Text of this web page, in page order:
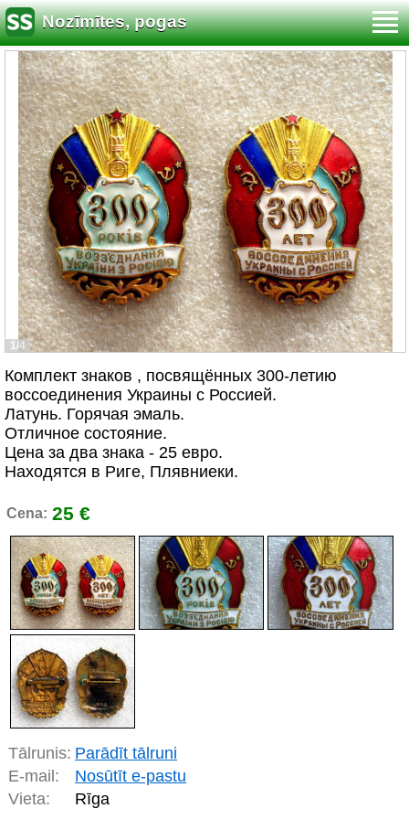
Nozīmītes, pogas
1/4
Комплект знаков , посвящённых 300-летию
воссоединения Украины с Россией.
Латунь. Горячая эмаль.
Отличное состояние.
Цена за два знака - 25 евро.
Находятся в Риге, Плявниеки.
Cena: 25 €
Tālrunis: Parādīt tālruni
E-mail:
Nosūtīt e-pastu
Vieta:
Rīga